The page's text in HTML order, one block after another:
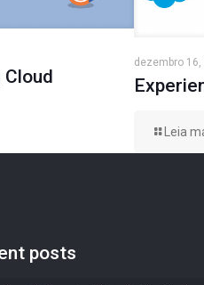
dezembro 16,
Leia
posts